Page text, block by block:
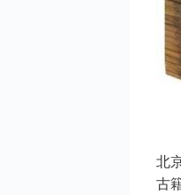
北
古